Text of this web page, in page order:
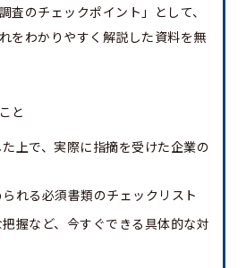
査のチェックポイント」として、
をわかりやすく解説した資料を無
と
上で、実際に指摘を受けた企業の
れる必須書類のチェックリスト
握など、今すぐできる具体的な対